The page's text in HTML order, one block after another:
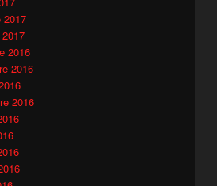
2017
2016
2016
2016